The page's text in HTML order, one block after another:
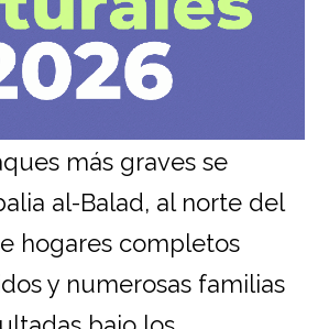
más graves se
al-Balad, al norte del
hogares completos
y numerosas familias